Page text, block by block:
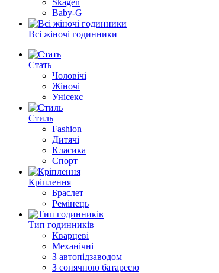
Skagen
Baby-G
Всі жіночі годинники
Стать
Чоловічі
Жіночі
Унісекс
Стиль
Fashion
Дитячі
Класика
Спорт
Кріплення
Браслет
Ремінець
Тип годинників
Кварцеві
Механічні
З автопідзаводом
З сонячною батареєю